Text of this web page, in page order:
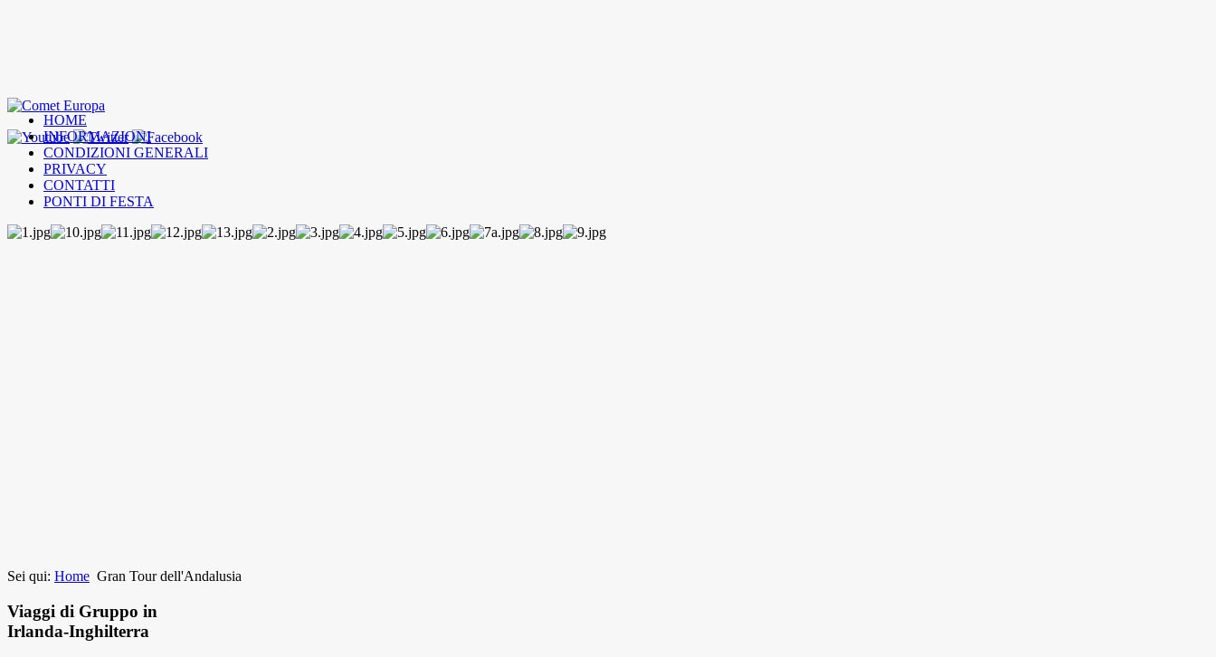
HOME
INFORMAZIONI
CONDIZIONI GENERALI
PRIVACY
CONTATTI
PONTI DI FESTA
Sei qui: Home Gran Tour dell'Andalusia
Viaggi di Gruppo in
Irlanda-Inghilterra